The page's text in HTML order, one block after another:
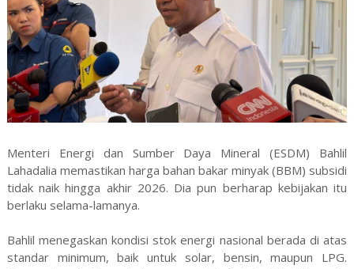
Menteri Energi dan Sumber Daya Mineral (ESDM) Bahlil
Lahadalia memastikan harga bahan bakar minyak (BBM) subsidi
tidak naik hingga akhir 2026. Dia pun berharap kebijakan itu
berlaku selama-lamanya.
Bahlil menegaskan kondisi stok energi nasional berada di atas
standar minimum, baik untuk solar, bensin, maupun LPG.